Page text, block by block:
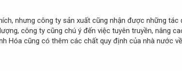
nhưng công ty sản xuất cũng nhận được những
công ty cũng chú ý đến việc tuyên truyền, nâng
Hóa cũng có thêm các chất quy định của nhà nước